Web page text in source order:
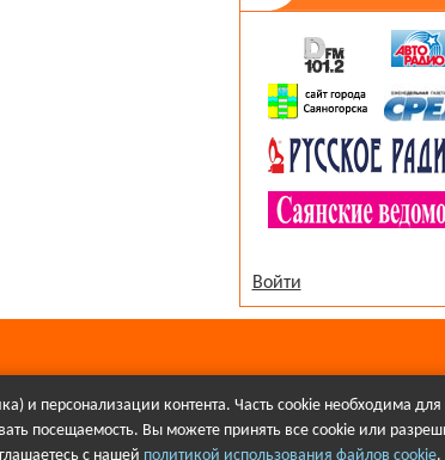
Войти
городского телевидения обязательна.
и персонализации контента. Часть cookie необходима для
посещаемость. Вы можете принять все cookie или
с нашей политикой использования файлов cookie.